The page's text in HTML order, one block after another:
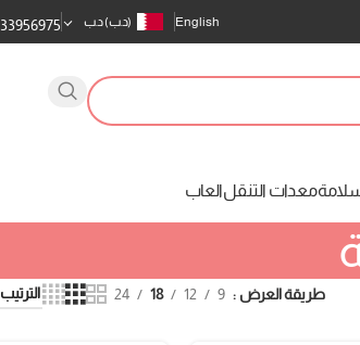
English (د.ب)د.ب 33956975
معدات التنقلالعاب
طريقة العرض 9
12
18
24